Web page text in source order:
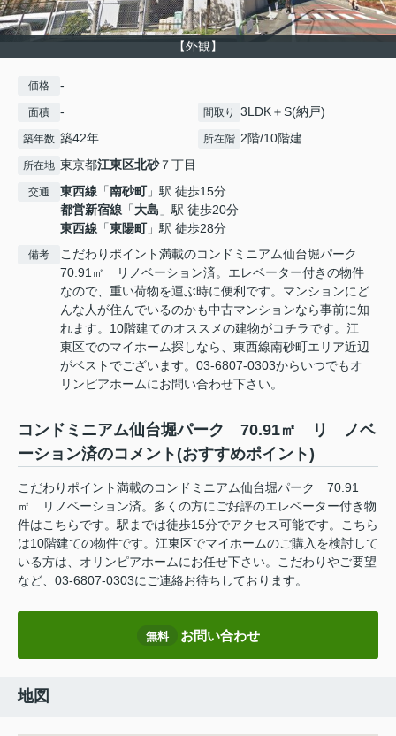
【外観】
価格 -
面積 - 間取り 3LDK＋S(納戸)
築年数 築42年 所在階 2階/10階建
所在地 東京都江東区北砂７丁目
交通 東西線 「南砂町」駅 徒歩15分
都営新宿線 「大島 」駅 徒歩20分
東西線 「東陽町」駅 徒歩28分
備考
こだわりポイント満載のコンドミニアム仙台堀パーク
70.91㎡ リノベーション済。エレベーター付きの物件
なので、重い荷物を運ぶ時に便利です。マンションにど
んな人が住んでいるのかも中古マンションなら事前に知
れます。10階建てのオススメの建物がコチラです。江
東区でのマイホーム探しなら、東西線南砂町エリア近辺
がベストでございます。03-6807-0303からいつでもオ
リンピアホームにお問い合わせ下さい。
コンドミニアム仙台堀パーク 70.91㎡ リ ノベ
ーション済のコメント(おすすめポイント)
こだわりポイント満載のコンドミニアム仙台堀パーク 70.91
㎡ リノベーション済。多くの方にご好評のエレベーター付き物
件はこちらです。駅までは徒歩15分でアクセス可能です。こちら
は10階建ての物件です。江東区でマイホームのご購入を検討して
いる方は、オリンピアホームにお任せ下さい。こだわりやご要望
など、03-6807-0303にご連絡お待ちしております。
無料 お問い合わせ
地図